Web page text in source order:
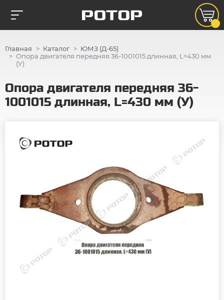
Главная Каталог
ЮМЗ (Д-65)
Опора двигателя передняя 36-1001015 длинная, L=430 мм
(У)
Опора двигателя передняя 36-
1001015 длинная, L=430 мм (У)